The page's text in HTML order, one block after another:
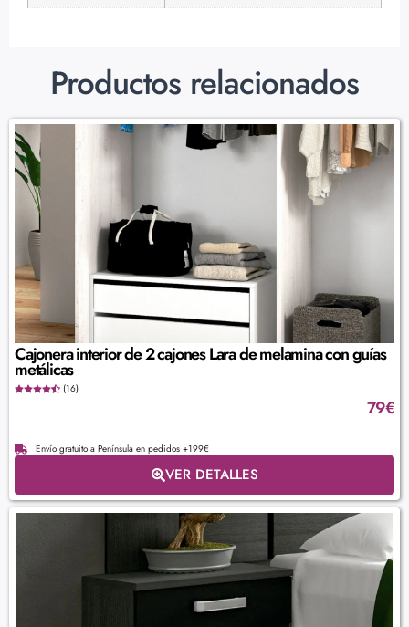
Productos relacionados
Cajonera interior de 2 cajones Lara de melamina con guías
metálicas
(16)
79€
Envío gratuito a Península en pedidos +199€
VER DETALLES